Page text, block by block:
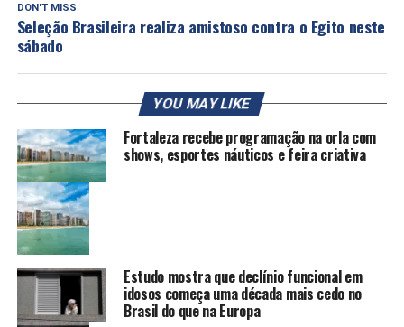
DON'T MISS
Seleção Brasileira realiza amistoso contra o Egito neste
sábado
YOU MAY LIKE
Fortaleza recebe programação na orla com
shows, esportes náuticos e feira criativa
Estudo mostra que declínio funcional em
idosos começa uma década mais cedo no
Brasil do que na Europa